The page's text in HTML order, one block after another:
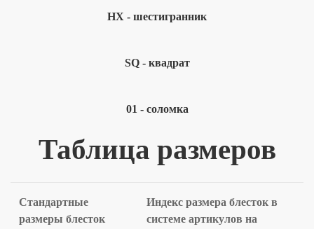
HX - шестигранник
SQ - квадрат
01 - соломка
Таблица размеров
Стандартные
размеры блесток
Индекс размера блесток в
системе артикулов на